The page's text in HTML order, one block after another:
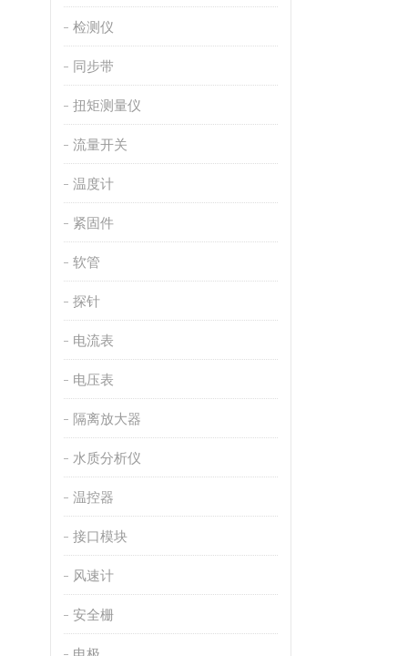
检测仪
同步带
扭矩测量仪
流量开关
温度计
紧固件
软管
探针
电流表
电压表
隔离放大器
水质分析仪
温控器
接口模块
风速计
安全栅